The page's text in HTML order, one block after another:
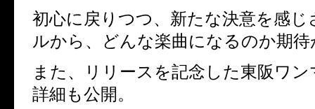
初心に戻りつつ、新たな決意を感
ルから、どんな楽曲になるのか期
また、リリースを記念した東阪ワ
詳細も公開。